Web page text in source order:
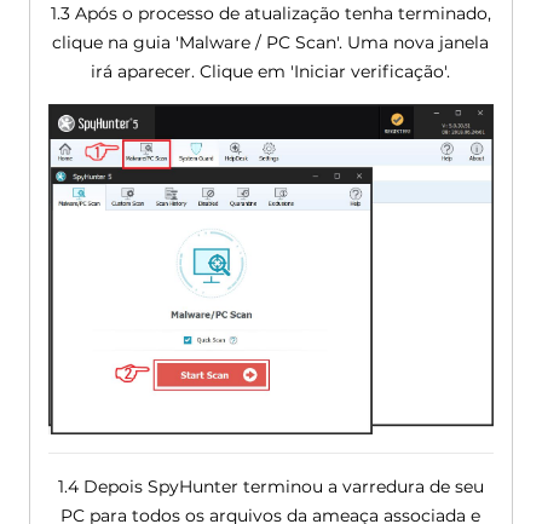
1.3 Após o processo de atualização tenha terminado,
clique na guia 'Malware / PC Scan'. Uma nova janela
irá aparecer. Clique em 'Iniciar verificação'.
1.4 Depois SpyHunter terminou a varredura de seu
PC para todos os arquivos da ameaça associada e